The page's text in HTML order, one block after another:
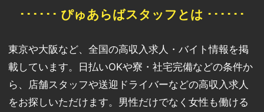
･･････ ぴゅあらばスタッフとは ･･････
東京や大阪など、全国の高収入求人・バイト情報を掲
載しています。日払いOKや寮・社宅完備などの条件か
ら、店舗スタッフや送迎ドライバーなどの高収入求人
をお探しいただけます。男性だけでなく女性も働ける